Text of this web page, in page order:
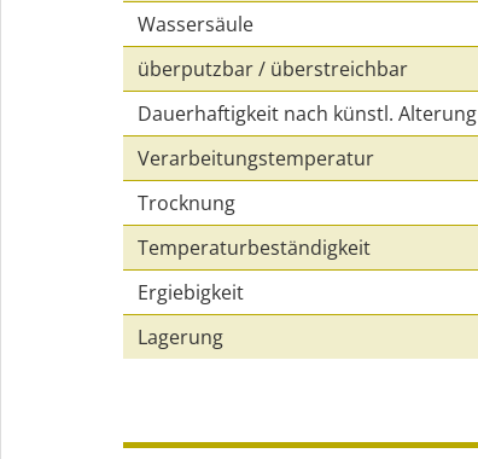
Wassersäule
überputzbar / überstreichbar
Dauerhaftigkeit nach künstl. Alterung
Verarbeitungstemperatur
Trocknung
Temperaturbeständigkeit
Ergiebigkeit
Lagerung